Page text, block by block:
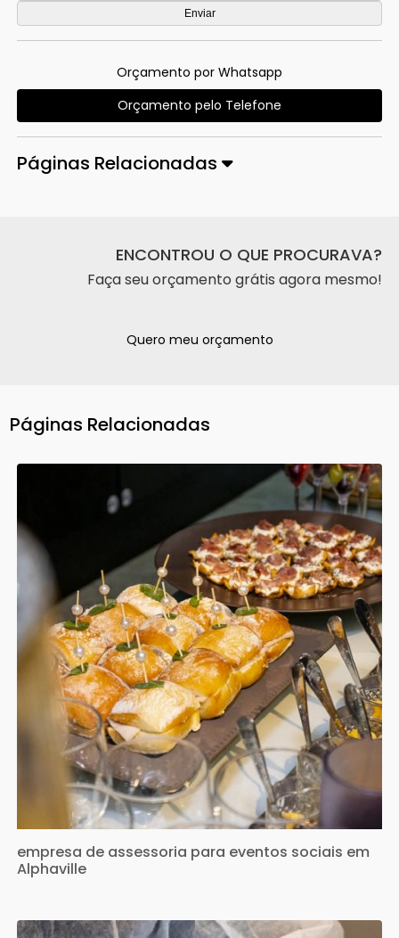
Orçamento por Whatsapp
Orçamento pelo Telefone
Páginas Relacionadas
ENCONTROU O QUE PROCURAVA?
Faça seu orçamento grátis agora mesmo!
Quero meu orçamento
Páginas Relacionadas
empresa de assessoria para eventos sociais em
Alphaville